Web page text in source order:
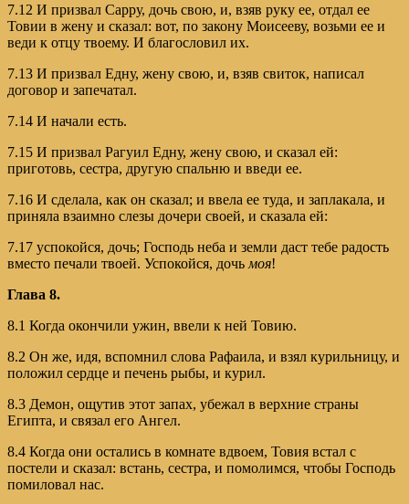
7.12 И призвал Сарру, дочь свою, и, взяв руку ее, отдал ее
Товии в жену и сказал: вот, по закону Моисееву, возьми ее и
веди к отцу твоему. И благословил их.
7.13 И призвал Едну, жену свою, и, взяв свиток, написал
договор и запечатал.
7.14 И начали есть.
7.15 И призвал Рагуил Едну, жену свою, и сказал ей:
приготовь, сестра, другую спальню и введи ее.
7.16 И сделала, как он сказал; и ввела ее туда, и заплакала, и
приняла взаимно слезы дочери своей, и сказала ей:
7.17 успокойся, дочь; Господь неба и земли даст тебе радость
вместо печали твоей. Успокойся, дочь моя!
Глава 8.
8.1 Когда окончили ужин, ввели к ней Товию.
8.2 Он же, идя, вспомнил слова Рафаила, и взял курильницу, и
положил сердце и печень рыбы, и курил.
8.3 Демон, ощутив этот запах, убежал в верхние страны
Египта, и связал его Ангел.
8.4 Когда они остались в комнате вдвоем, Товия встал с
постели и сказал: встань, сестра, и помолимся, чтобы Господь
помиловал нас.